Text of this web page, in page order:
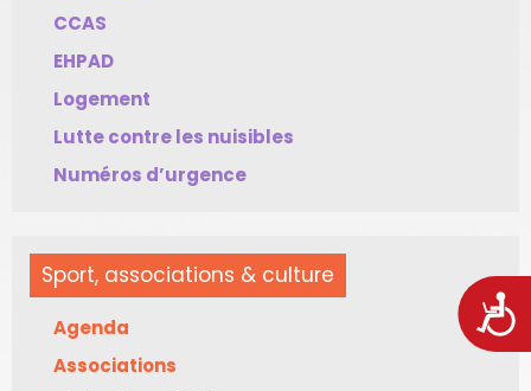
CCAS
EHPAD
Logement
Lutte contre les nuisibles
Numéros d’urgence
Sport, associations & culture
Agenda
Associations